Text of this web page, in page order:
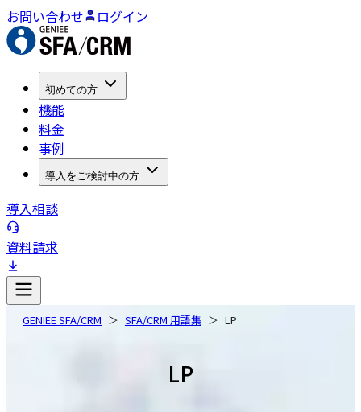
お問い合わせ ログイン
初めての方
機能
料金
事例
導入をご検討中の方
導入相談
資料請求
GENIEE SFA/CRM SFA/CRM 用語集 LP
LP